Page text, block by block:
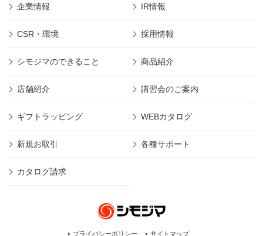
企業情報 IR情報
CSR・環境 採用情報
シモジマのできること 商品紹介
店舗紹介 講習会のご案内
ギフトラッピング WEBカタログ
新規お取引 各種サポート
カタログ請求
プライバシーポリシー サイトマップ